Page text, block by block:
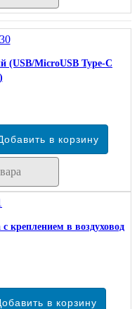
(USB/MicroUSB Type-C
креплением в воздуховод